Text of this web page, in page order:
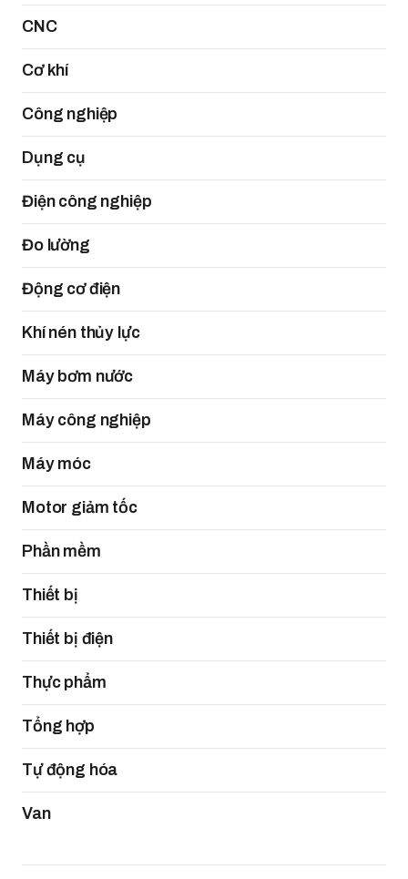
CNC
Cơ khí
Công nghiệp
Dụng cụ
Điện công nghiệp
Đo lường
Động cơ điện
Khí nén thủy lực
Máy bơm nước
Máy công nghiệp
Máy móc
Motor giảm tốc
Phần mềm
Thiết bị
Thiết bị điện
Thực phẩm
Tổng hợp
Tự động hóa
Van